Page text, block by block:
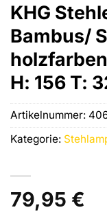
KHG
Bambus/
H: 156 T:
79,95 €
Artikelnummer:
Kategorie: